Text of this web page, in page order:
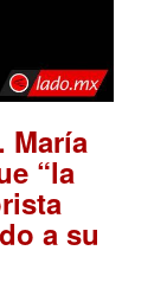
María
“la
a su